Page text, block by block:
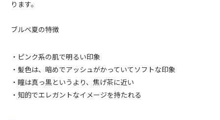
ります。
ブルベ夏の特徴
・ピンク系の肌で明るい印象
・髪色は、暗めでアッシュがかっていてソフトな印象
・瞳は真っ黒というより、焦げ茶に近い
・知的でエレガントなイメージを持たれる